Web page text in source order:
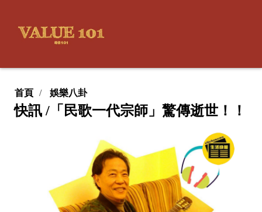
首頁 娛樂八卦
快訊 /「民歌一代宗師」驚傳逝世！！